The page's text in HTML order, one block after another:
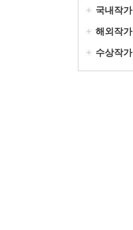
국내작가
해외작가
수상작가